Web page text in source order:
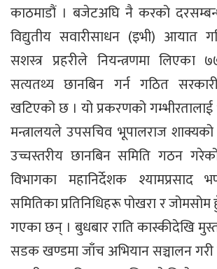
काठमाडौं । बजेटअघि नै करको
विद्युतीय सवारीसाधन (इभी) आयात
सशस्त्र प्रहरीले नियन्त्रणमा लिएका
सत्यतथ्य छानबिन गर्न गठित
खटिएको छ । यो प्रकरणको गम्भीरतालाई
मन्त्रालयले उपसचिव भूपालराज शाक्यको
उच्चस्तरीय छानबिन समिति गठन
विभागका महानिर्देशक श्यामप्रसाद
समितिका प्रतिनिधिहरू पोखरा र
गएका छन् । बुधबार राति कास्कीदेखि
सडक खण्डमा जाँच अभियान सञ्चालन गरी